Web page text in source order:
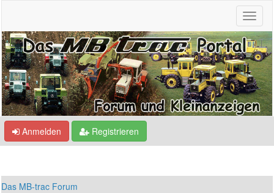
Anmelden Registrieren
Das MB-trac Forum